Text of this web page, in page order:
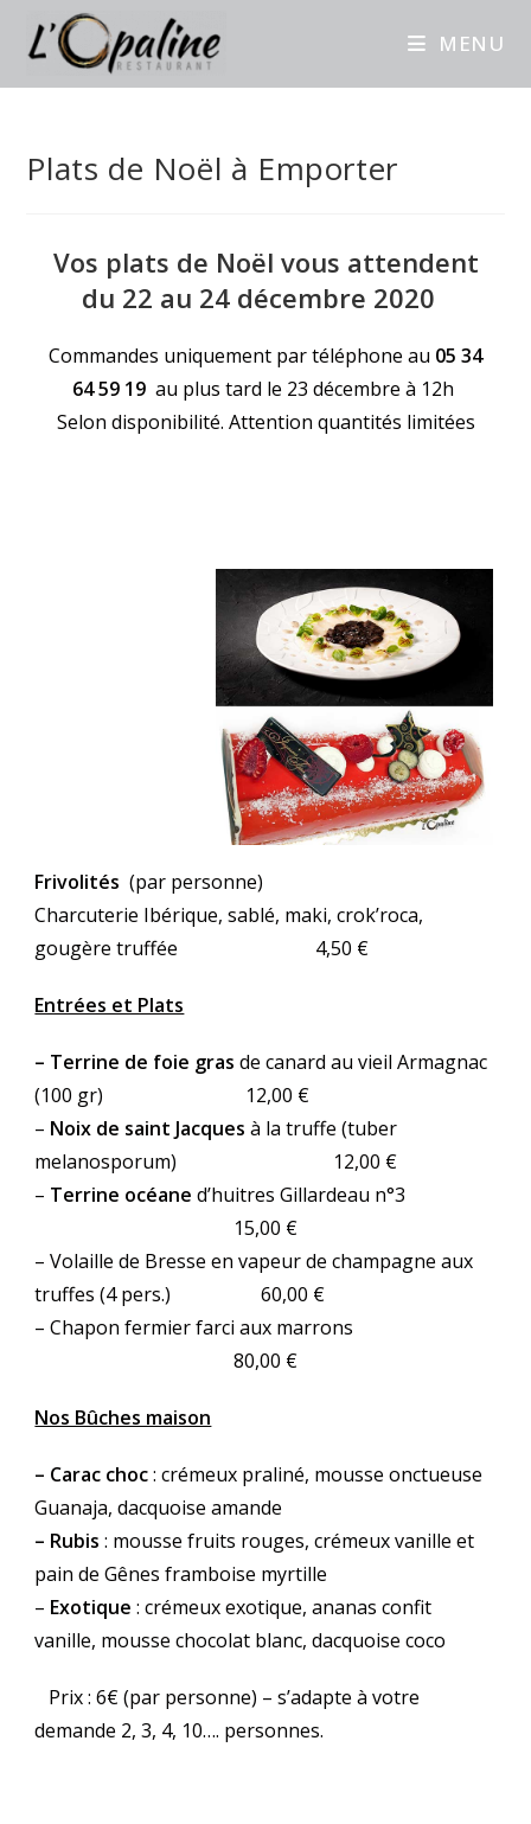
MENU
Plats de Noël à Emporter
Vos plats de Noël vous attendent
du 22 au 24 décembre 2020
Commandes uniquement par téléphone au 05 34
64 59 19 au plus tard le 23 décembre à 12h
Selon disponibilité. Attention quantités limitées
Frivolités (par personne)
Charcuterie Ibérique, sablé, maki, crok’roca,
gougère truffée 4,50 €
Entrées et Plats
– Terrine de foie gras de canard au vieil Armagnac
(100 gr) 12,00 €
– Noix de saint Jacques à la truffe (tuber
melanosporum) 12,00 €
– Terrine océane d’huitres Gillardeau n°3
15,00 €
– Volaille de Bresse en vapeur de champagne aux
truffes (4 pers.) 60,00 €
– Chapon fermier farci aux marrons
80,00 €
Nos Bûches maison
– Carac choc: crémeux praliné, mousse onctueuse
Guanaja, dacquoise amande
– Rubis : mousse fruits rouges, crémeux vanille et
pain de Gênes framboise myrtille
– Exotique : crémeux exotique, ananas confit
vanille, mousse chocolat blanc, dacquoise coco
Prix : 6€ (par personne) – s’adapte à votre
demande 2, 3, 4, 10…. personnes.